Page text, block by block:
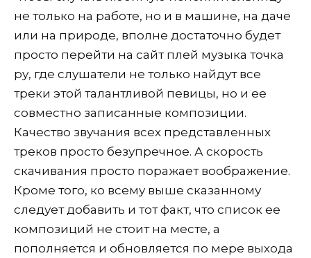
не только на работе, но и в машине, на даче
или на природе, вполне достаточно будет
просто перейти на сайт плей музыка точка
ру, где слушатели не только найдут все
треки этой талантливой певицы, но и ее
совместно записанные композиции.
Качество звучания всех представленных
треков просто безупречное. А скорость
скачивания просто поражает воображение.
Кроме того, ко всему выше сказанному
следует добавить и тот факт, что список ее
композиций не стоит на месте, а
пополняется и обновляется по мере выхода